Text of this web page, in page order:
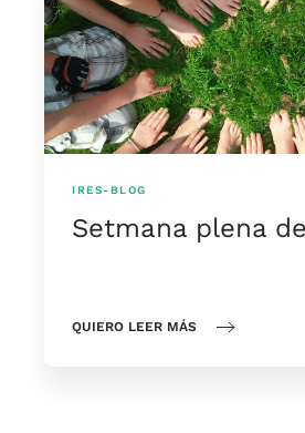
IRES-BLOG
Setmana plena
QUIERO LEER MÁS